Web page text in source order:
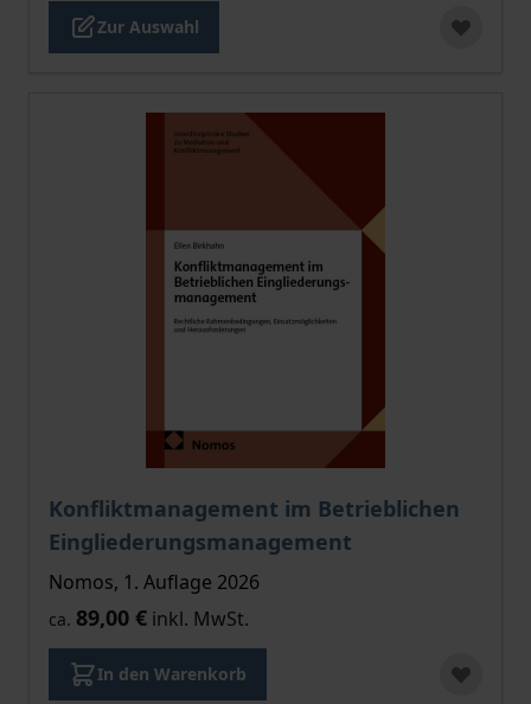
Zur Auswahl
Konfliktmanagement im Betrieblichen
Eingliederungsmanagement
Nomos, 1. Auflage 2026
ca. 89,00 € inkl. MwSt.
In den Warenkorb